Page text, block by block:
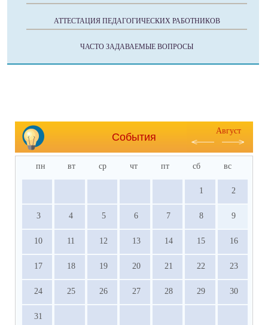
АТТЕСТАЦИЯ ПЕДАГОГИЧЕСКИХ РАБОТНИКОВ
ЧАСТО ЗАДАВАЕМЫЕ ВОПРОСЫ
События
Август
пн вт ср чт пт сб вс
1 2
3 4 5 6 7 8 9
10 11 12 13 14 15 16
17 18 19 20 21 22 23
24 25 26 27 28 29 30
31